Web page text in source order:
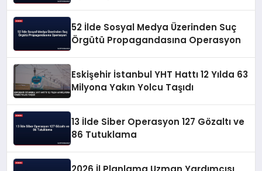
52 İlde Sosyal Medya Üzerinden Suç
Örgütü Propagandasına Operasyon
Eskişehir İstanbul YHT Hattı 12 Yılda 63
Milyona Yakın Yolcu Taşıdı
13 İlde Siber Operasyon 127 Gözaltı ve
86 Tutuklama